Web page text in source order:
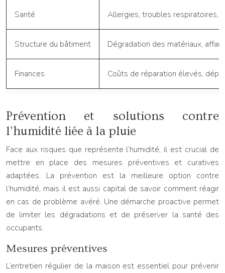
Santé Allergies, troubles respiratoires,
Structure du bâtiment Dégradation des matériaux,
Finances Coûts de réparation élevés,
Prévention et solutions contre
l’humidité liée à la pluie
Face aux risques que représente l’humidité, il est crucial de
mettre en place des mesures préventives et curatives
adaptées. La prévention est la meilleure option contre
l’humidité, mais il est aussi capital de savoir comment réagir
en cas de problème avéré. Une démarche proactive permet
de limiter les dégradations et de préserver la santé des
occupants.
Mesures préventives
L’entretien régulier de la maison est essentiel pour prévenir